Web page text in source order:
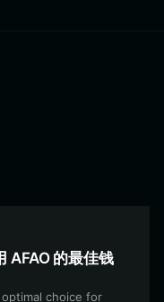
AFAO 的最佳钱